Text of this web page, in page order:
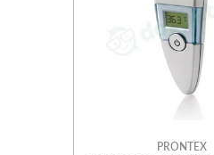
PRONTEX